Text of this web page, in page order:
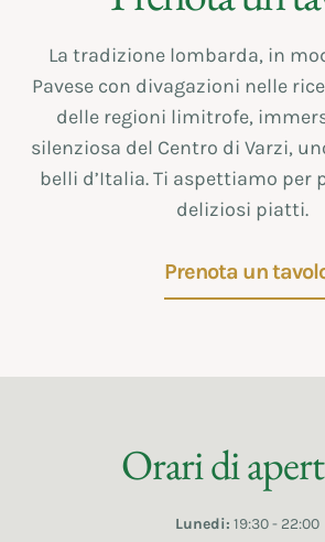
La tradizione lombarda, in
Pavese con divagazioni nelle
delle regioni limitrofe,
silenziosa del Centro di Varzi,
belli d’Italia. Ti aspettiamo per
deliziosi piatti.
Prenota un
Orari di
Lunedi: 19:30 - 22:00